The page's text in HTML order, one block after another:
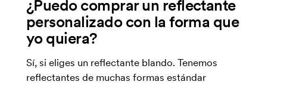
¿Puedo comprar un reflectante
personalizado con la forma que
yo quiera?
Sí, si eliges un reflectante blando. Tenemos
reflectantes de muchas formas estándar